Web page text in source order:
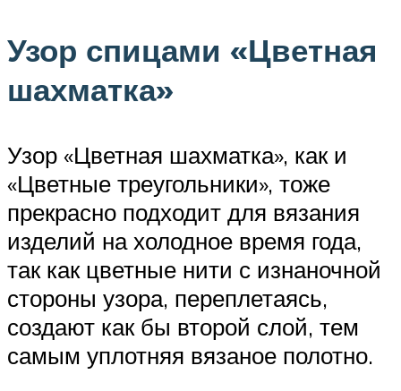
Узор спицами «Цветная
шахматка»
Узор «Цветная шахматка», как и
«Цветные треугольники», тоже
прекрасно подходит для вязания
изделий на холодное время года,
так как цветные нити с изнаночной
стороны узора, переплетаясь,
создают как бы второй слой, тем
самым уплотняя вязаное полотно.